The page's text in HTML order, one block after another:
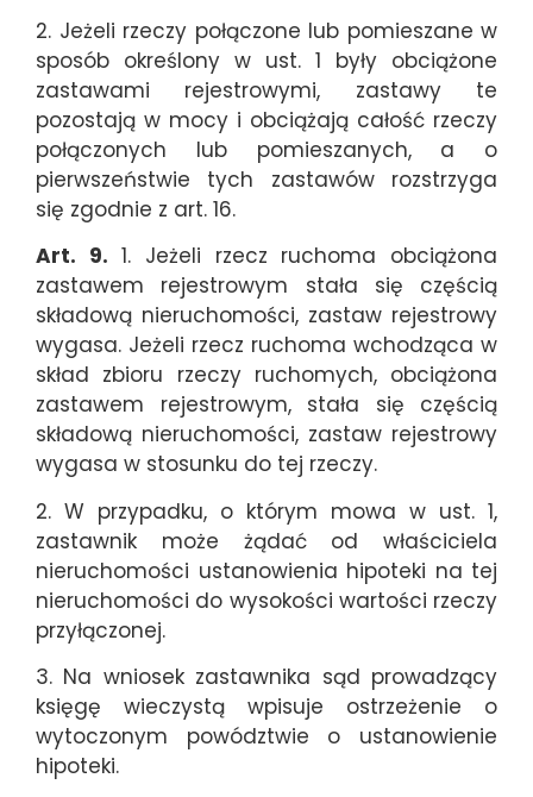
2. Jeżeli rzeczy połączone lub pomieszane w
sposób określony w ust. 1 były obciążone
zastawami rejestrowymi, zastawy te
pozostają w mocy i obciążają całość rzeczy
połączonych lub pomieszanych, a o
pierwszeństwie tych zastawów rozstrzyga
się zgodnie z art. 16.
Art. 9. 1. Jeżeli rzecz ruchoma obciążona
zastawem rejestrowym stała się częścią
składową nieruchomości, zastaw rejestrowy
wygasa. Jeżeli rzecz ruchoma wchodząca w
skład zbioru rzeczy ruchomych, obciążona
zastawem rejestrowym, stała się częścią
składową nieruchomości, zastaw rejestrowy
wygasa w stosunku do tej rzeczy.
2. W przypadku, o którym mowa w ust. 1,
zastawnik może żądać od właściciela
nieruchomości ustanowienia hipoteki na tej
nieruchomości do wysokości wartości rzeczy
przyłączonej.
3. Na wniosek zastawnika sąd prowadzący
księgę wieczystą wpisuje ostrzeżenie o
wytoczonym powództwie o ustanowienie
hipoteki.